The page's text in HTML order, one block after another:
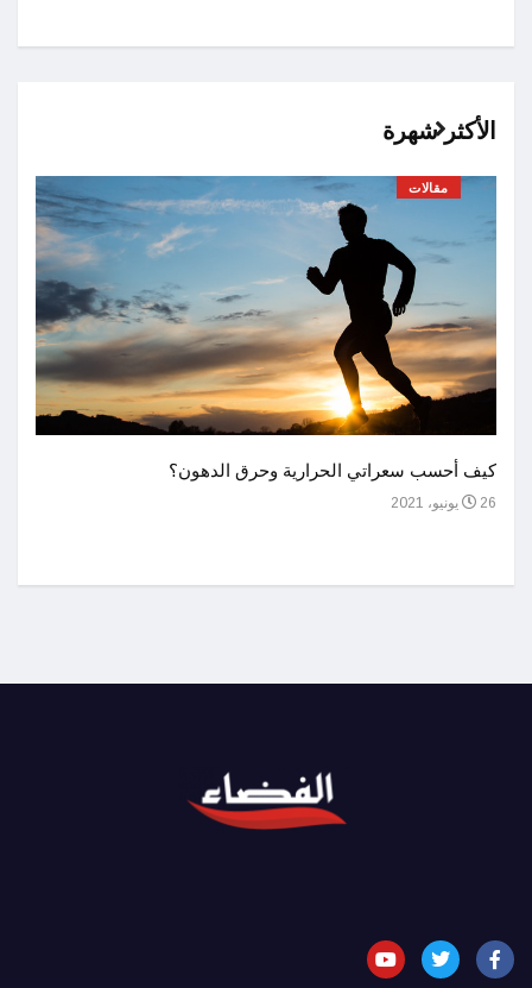
الأكثر شهرة
مقالات
كيف أحسب سعراتي الحرارية وحرق الدهون؟
26 يونيو، 2021